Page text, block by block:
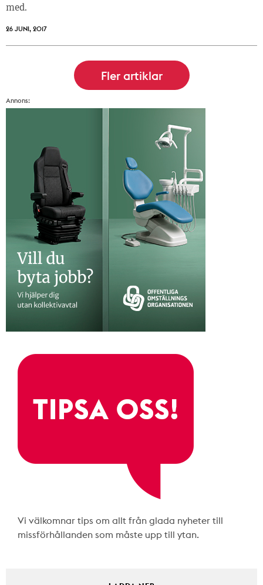
med.
26 JUNI, 2017
Annons:
Vi välkomnar tips om allt från glada nyheter till
missförhållanden som måste upp till ytan.